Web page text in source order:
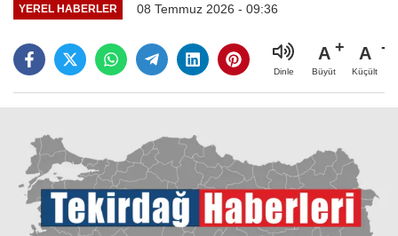
YEREL HABERLER 08 Temmuz 2026 - 09:36
Dinle
A
Büyüt
A
Küçült